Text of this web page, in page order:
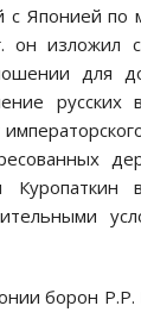
Японией по
он изложил
для
борон